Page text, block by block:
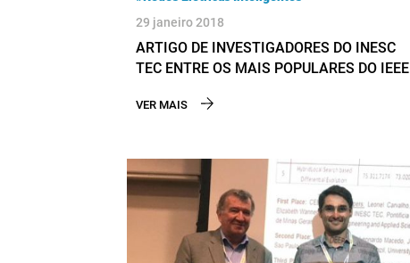
29 janeiro 2018
ARTIGO DE INVESTIGADORES DO INESC
TEC ENTRE OS MAIS POPULARES DO IEEE
VER MAIS